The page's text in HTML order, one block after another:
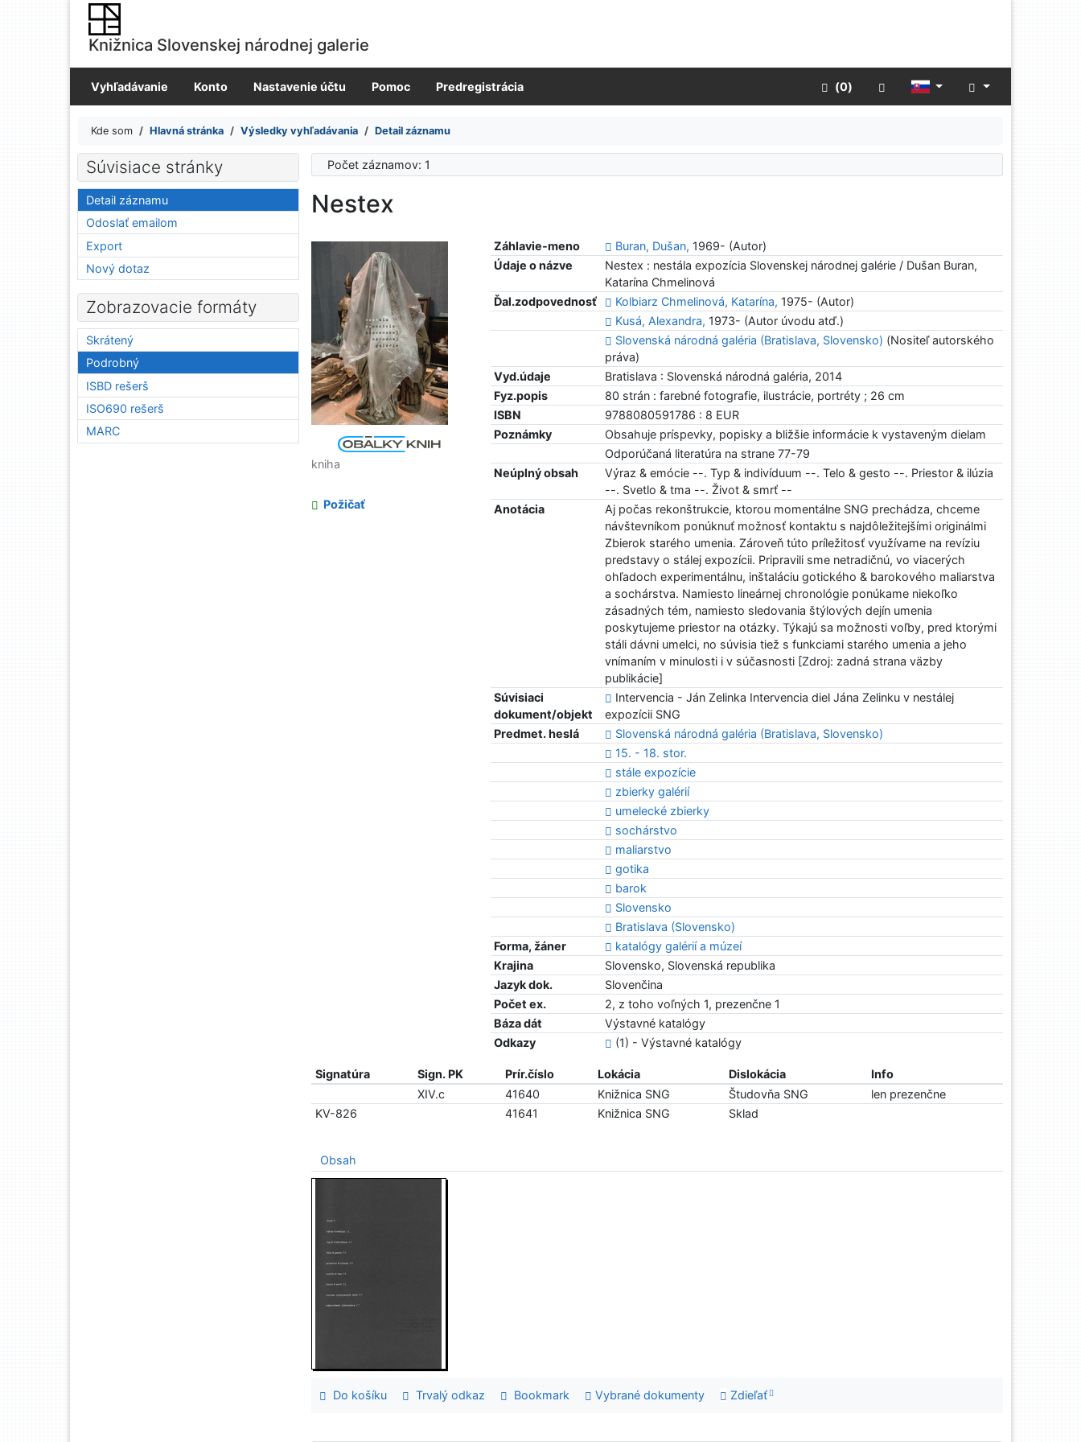
Prejsť na obsah
Prejsť na menu
Prehlásenie o webovej prístupnosti
Knižnica Slovenskej národnej galerie
Vyhľadávanie Konto Nastavenie účtu Pomoc Predregistrácia (0) Rozšírené vyhľadávanie
Kde som Hlavná stránka Výsledky vyhľadávania Detail záznamu
Počet záznamov: 1
Nestex
Záhlavie-meno Buran, Dušan, 1969- (Autor)
Údaje o názve
Nestex : nestála expozícia Slovenskej národnej galérie / Dušan Buran,
Katarína Chmelinová
Ďal.zodpovednosť
Kolbiarz Chmelinová, Katarína, 1975- (Autor)
Kusá, Alexandra, 1973- (Autor úvodu atď.)
Slovenská národná galéria (Bratislava, Slovensko) (Nositeľ autorského
práva)
Vyd.údaje
Bratislava : Slovenská národná galéria, 2014
Fyz.popis
80 strán : farebné fotografie, ilustrácie, portréty ; 26 cm
ISBN
9788080591786 : 8 EUR
Poznámky
Obsahuje príspevky, popisky a bližšie informácie k vystaveným dielam
Odporúčaná literatúra na strane 77-79
Neúplný obsah
Výraz & emócie --. Typ & indivíduum --. Telo & gesto --. Priestor & ilúzia
--. Svetlo & tma --. Život & smrť --
Anotácia
Aj počas rekonštrukcie, ktorou momentálne SNG prechádza, chceme
návštevníkom ponúknuť možnosť kontaktu s najdôležitejšími originálmi
Zbierok starého umenia. Zároveň túto príležitosť využívame na revíziu
predstavy o stálej expozícii. Pripravili sme netradičnú, vo viacerých
ohľadoch experimentálnu, inštaláciu gotického & barokového maliarstva
a sochárstva. Namiesto lineárnej chronológie ponúkame niekoľko
zásadných tém, namiesto sledovania štýlových dejín umenia
poskytujeme priestor na otázky. Týkajú sa možnosti voľby, pred ktorými
stáli dávni umelci, no súvisia tiež s funkciami starého umenia a jeho
vnímaním v minulosti i v súčasnosti [Zdroj: zadná strana väzby
publikácie]
Súvisiaci
dokument/objekt
Intervencia - Ján Zelinka Intervencia diel Jána Zelinku v nestálej
expozícii SNG
Predmet. heslá
Slovenská národná galéria (Bratislava, Slovensko)
15. - 18. stor.
stále expozície
zbierky galérií
umelecké zbierky
sochárstvo
maliarstvo
gotika
barok
Slovensko
Bratislava (Slovensko)
Forma, žáner
katalógy galérií a múzeí
Krajina
Slovensko, Slovenská republika
Jazyk dok.
Slovenčina
Počet ex.
2, z toho voľných 1, prezenčne 1
Báza dát
Výstavné katalógy
Odkazy
(1) - Výstavné katalógy
kniha
Požičať
Signatúra Sign. PK Prír.číslo Lokácia Dislokácia
Info
XIV.c
41640 Knižnica SNG Študovňa SNG
len prezenčne
KV-826
41641 Knižnica SNG Sklad
Obsah
Do košíku Trvalý odkaz Bookmark Vybrané dokumenty Zdieľať
Súvisiace stránky
Detail záznamu
Odoslať emailom
Export
Nový dotaz
Zobrazovacie formáty
Skrátený
Podrobný
ISBD rešerš
ISO690 rešerš
MARC